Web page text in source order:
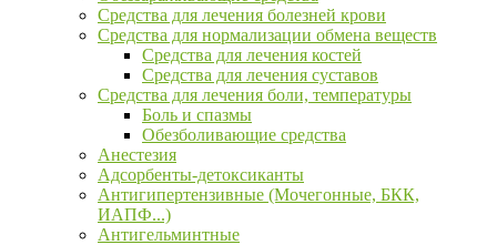
Средства для лечения болезней крови
Средства для нормализации обмена веществ
Средства для лечения костей
Средства для лечения суставов
Средства для лечения боли, температуры
Боль и спазмы
Обезболивающие средства
Анестезия
Адсорбенты-детоксиканты
Антигипертензивные (Мочегонные, БКК,
ИАПФ...)
Антигельминтные